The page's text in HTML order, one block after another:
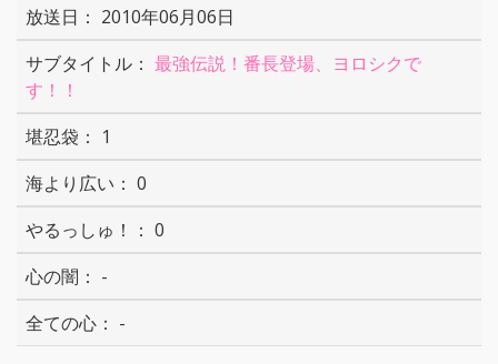
2010年06月06日
最強伝説！番長登場、ヨロシクで
す！！
1
0
0
-
-